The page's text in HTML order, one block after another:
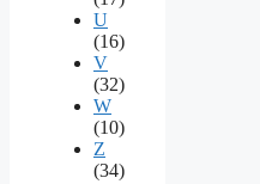
U
(16)
V
(32)
W
(10)
Z
(34)